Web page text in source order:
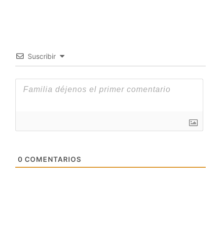
Suscribir
0 COMENTARIOS